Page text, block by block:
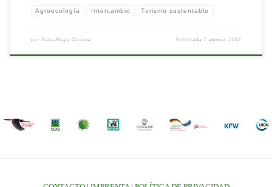
Agroecología Intercambio Turismo sustentable
por SelvaMaya Oficina Publicada7 agosto, 2017